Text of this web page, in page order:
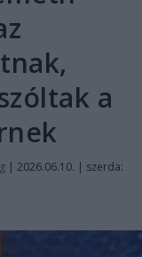
a
| 2026.06.10. | szerda: